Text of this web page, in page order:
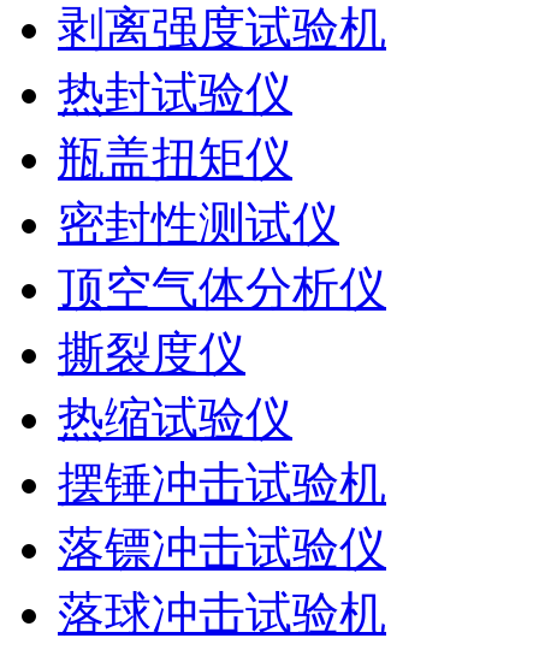
剥离强度试验机
热封试验仪
瓶盖扭矩仪
密封性测试仪
顶空气体分析仪
撕裂度仪
热缩试验仪
摆锤冲击试验机
落镖冲击试验仪
落球冲击试验机